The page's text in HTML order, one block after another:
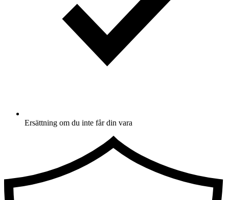
Ersättning om du inte får din vara